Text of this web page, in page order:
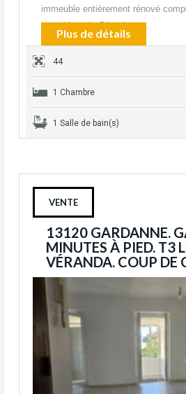
immeuble entièrement rénové
un cabinet de Géomètre.…
Plus de détails
44
1 Chambre
1 Salle de bain(s)
VENTE
13120 GARDANNE.
MINUTES À PIED. T3
VÉRANDA. COUP DE